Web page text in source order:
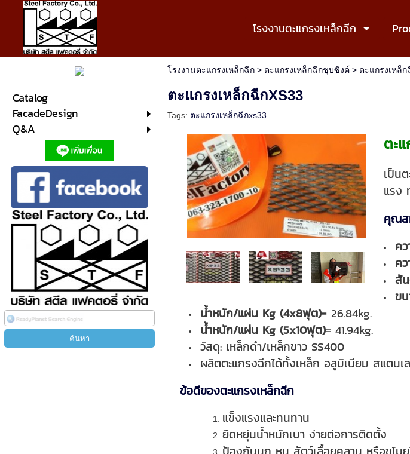
โรงงานตะแกรงเหล็กฉีก
Catalog
FacadeDesign
Q&A
โรงงานตะแกรงเหล็กฉีก> ตะแกรงเหล็กฉีกชุบซิงค์> ตะแกรงเหล็ก
ตะแกรงเหล็กฉีกXS33
Tags: ตะแกรงเหล็กฉีกxs33
ตะ
เป็น
แรง
คุณส
ค
ค
สั
ข
น้ำหนัก/แผ่น Kg (4x8ฟุต)= 26.84kg.
น้ำหนัก/แผ่น Kg (5x10ฟุต)= 41.94kg.
วัสดุ: เหล็กดำ/เหล็กขาว SS400
ผลิตตะแกรงฉีกได้ทั้งเหล็ก อลูมิเนียม สแต
ข้อดีของตะแกรงเหล็กฉีก
แข็งแรงและทนทาน
ยืดหยุ่นน้ำหนักเบา ง่ายต่อการติดตั้ง